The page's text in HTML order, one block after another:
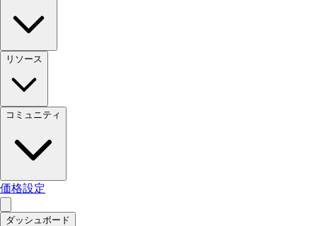
リソース
コミュニティ
価格設定
ダッシュボード